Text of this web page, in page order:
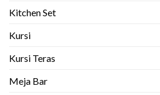
Kitchen Set
Kursi
Kursi Teras
Meja Bar